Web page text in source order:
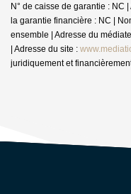
N° de caisse de garantie : NC
la garantie financière : NC |
ensemble | Adresse du
| Adresse du site :
juridiquement et